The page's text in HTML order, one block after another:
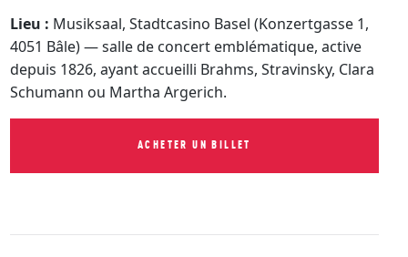
Lieu : Musiksaal, Stadtcasino Basel (Konzertgasse 1,
4051 Bâle) — salle de concert emblématique, active
depuis 1826, ayant accueilli Brahms, Stravinsky, Clara
Schumann ou Martha Argerich.
ACHETER UN BILLET